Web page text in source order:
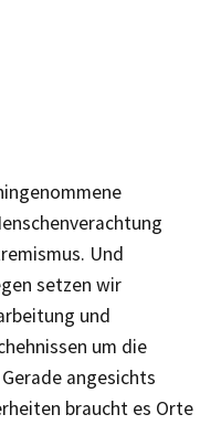
Und
setzen wir
und
um die
angesichts
braucht es Orte